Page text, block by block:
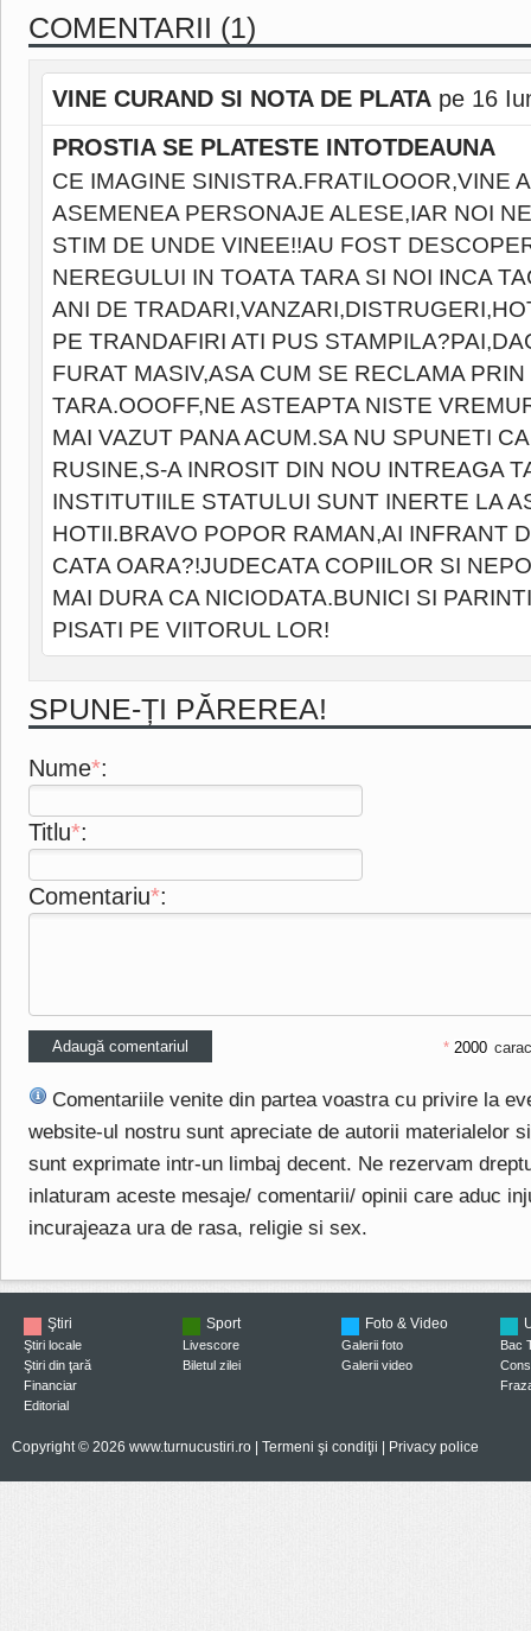
COMENTARII (1)
VINE CURAND SI NOTA DE PLATA pe 16
PROSTIA SE PLATESTE INTOTDEAUNA
CE IMAGINE SINISTRA.FRATILOOOR,VINE
ASEMENEA PERSONAJE ALESE,IAR NOI
STIM DE UNDE VINEE!!AU FOST
NEREGULUI IN TOATA TARA SI NOI INCA
ANI DE
PE TRANDAFIRI ATI PUS
FURAT MASIV,ASA CUM SE RECLAMA PRIN
TARA.OOOFF,NE ASTEAPTA NISTE
MAI VAZUT PANA ACUM.SA NU SPUNETI
RUSINE,S-A INROSIT DIN NOU INTREAGA
INSTITUTIILE STATULUI SUNT INERTE LA
HOTII.BRAVO POPOR RAMAN,AI INFRANT
CATA OARA?!JUDECATA COPIILOR SI
MAI DURA CA NICIODATA.BUNICI SI
PISATI PE VIITORUL LOR!
SPUNE-ȚI PĂREREA!
Nume*:
Titlu*:
Comentariu*:
*
Comentariile venite din partea voastra cu privire la
website-ul nostru sunt apreciate de autorii materialelor
sunt exprimate intr-un limbaj decent. Ne rezervam
inlaturam aceste mesaje/ comentarii/ opinii care aduc
incurajeaza ura de rasa, religie si sex.
Ştiri
Ştiri locale
Ştiri din ţară
Financiar
Editorial
Sport
Livescore
Biletul zilei
Foto & Video
Galerii foto
Galerii video
Bac
Copyright © 2026 www.turnucustiri.ro | Termeni şi condiţii Privacy police